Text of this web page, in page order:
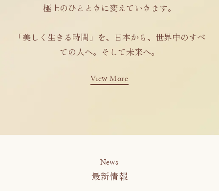
極上のひとときに変えていきます。
「美しく生きる時間」を、日本から、世界中のすべ
ての人へ。そして未来へ。
View More
News
最新情報